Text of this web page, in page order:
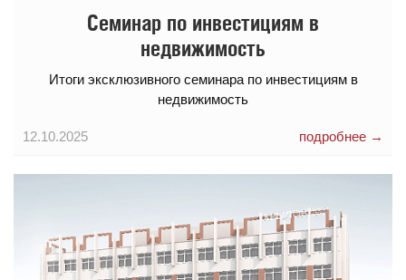
Семинар по инвестициям в
недвижимость
Итоги эксклюзивного семинара по инвестициям в
недвижимость
12.10.2025 подробнее →